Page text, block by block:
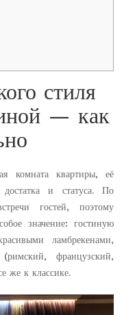
стиля
— как
комната квартиры, её
и статуса. По
гостей, поэтому
значение: гостиную
ламбрекенами,
французский,
же к классике.